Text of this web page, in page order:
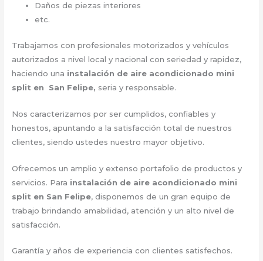
Daños de piezas interiores
etc.
Trabajamos con profesionales motorizados y vehículos
autorizados a nivel local y nacional con seriedad y rapidez,
haciendo una instalación de aire acondicionado mini
split en San Felipe, seria y responsable.
Nos caracterizamos por ser cumplidos, confiables y
honestos, apuntando a la satisfacción total de nuestros
clientes, siendo ustedes nuestro mayor objetivo.
Ofrecemos un amplio y extenso portafolio de productos y
servicios. Para instalación de aire acondicionado mini
split en San Felipe, disponemos de un gran equipo de
trabajo brindando amabilidad, atención y un alto nivel de
satisfacción.
Garantía y años de experiencia con clientes satisfechos.